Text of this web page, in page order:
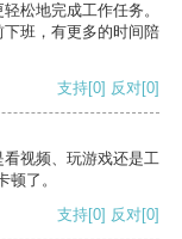
松地完成工作任务。
班，有更多的时间陪
支持[0] 反对[0]
视频、玩游戏还是工
了。
支持[0] 反对[0]